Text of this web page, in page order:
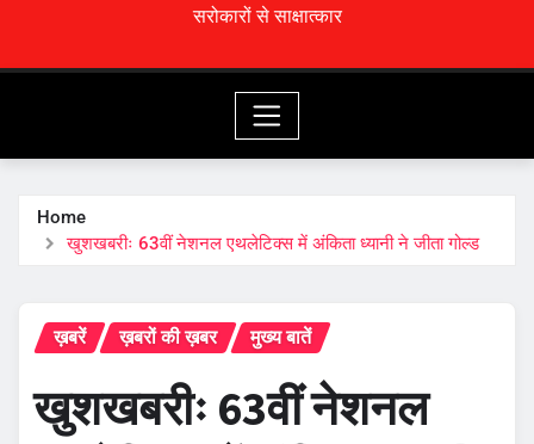
सरोकारों से साक्षात्कार
Home
खुशखबरीः 63वीं नेशनल एथलेटिक्स में अंकिता ध्यानी ने जीता गोल्ड
ख़बरें ख़बरों की ख़बर मुख्य बातें
खुशखबरीः 63वीं नेशनल